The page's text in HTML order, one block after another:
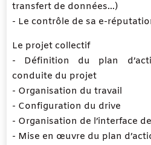
transfert de données…)
- Le contrôle de sa e-
Le projet collectif
- Définition du plan
conduite du projet
- Organisation du travail
- Configuration du drive
- Organisation de l’interface
- Mise en œuvre du plan